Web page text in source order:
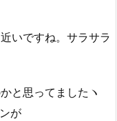
いですね。サラサラ
と思ってましたヽ
が